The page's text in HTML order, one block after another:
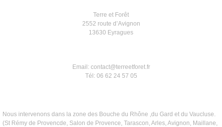
Terre et Forêt
2552 route d’Avignon
13630 Eyragues
Email: contact@terreetforet.fr
Tél: 06 62 24 57 05
Nous intervenons dans la zone des Bouche du Rhône ,du Gard et du Vaucluse.
(St Rémy de Provencde, Salon de Provence, Tarascon, Arles, Avignon, Maillane,